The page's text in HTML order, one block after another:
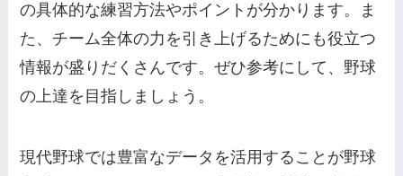
の具体的な練習方法やポイントが分かります。ま
た、チーム全体の力を引き上げるためにも役立つ
情報が盛りだくさんです。ぜひ参考にして、野球
の上達を目指しましょう。
現代野球では豊富なデータを活用することが野球